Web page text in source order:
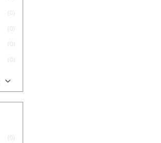
(0)
(0)
(0)
(0)
(0)